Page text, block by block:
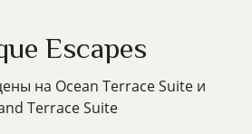
Escapes
на Ocean Terrace Suite и
Terrace Suite